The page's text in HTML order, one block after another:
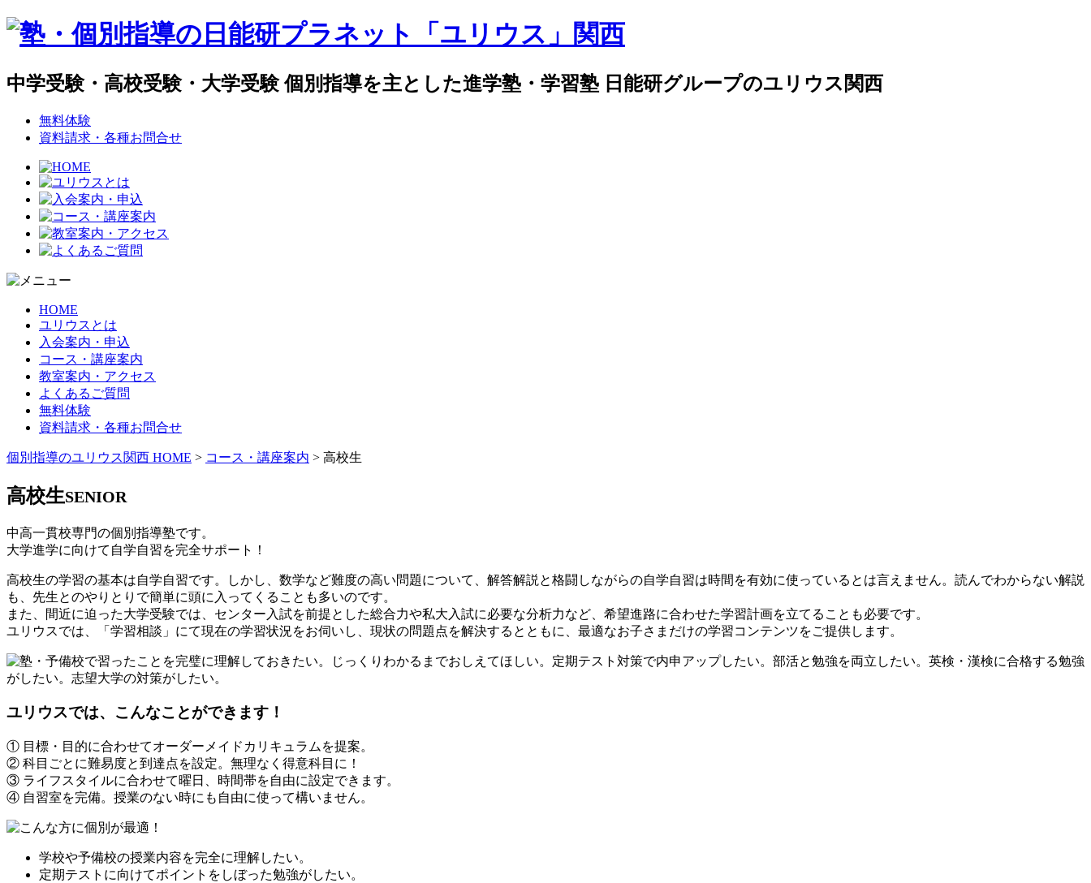
中学受験・高校受験・大学受験 個別指導を主とした進学塾・学習塾 日能研グループのユリウス関西
無料体験
資料請求・各種お問合せ
HOME
ユリウスとは
入会案内・申込
コース・講座案内
教室案内・アクセス
よくあるご質問
無料体験
資料請求・各種お問合せ
個別指導のユリウス関西 HOME > コース・講座案内 > 高校生
高校生SENIOR
中高一貫校専門の個別指導塾です。
大学進学に向けて自学自習を完全サポート！
高校生の学習の基本は自学自習です。しかし、数学など難度の高い問題について、解答解説と格闘しながらの自学自習は時間を有効に使っているとは言えません。読んでわからない解説
も、先生とのやりとりで簡単に頭に入ってくることも多いのです。
また、間近に迫った大学受験では、センター入試を前提とした総合力や私大入試に必要な分析力など、希望進路に合わせた学習計画を立てることも必要です。
ユリウスでは、「学習相談」にて現在の学習状況をお伺いし、現状の問題点を解決するとともに、最適なお子さまだけの学習コンテンツをご提供します。
ユリウスでは、こんなことができます！
① 目標・目的に合わせてオーダーメイドカリキュラム を提案。
② 科目ごと に難易度と到達点を設定。無理なく得意科目に！
③ ライフスタイルに合わせて曜日、時間帯を自由に設定できます。
④ 自習室を完備。 授業のない時にも自由に使って構いません。
学校や予備校の授業内容を完全に理解したい。
定期テストに向けてポイントをしぼった勉強がしたい。